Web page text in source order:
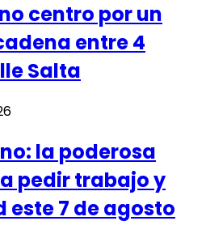
centro por un
entre 4
Salta
la poderosa
pedir trabajo y
este 7 de agosto